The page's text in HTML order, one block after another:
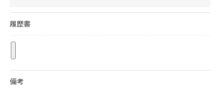
履歴書
備考